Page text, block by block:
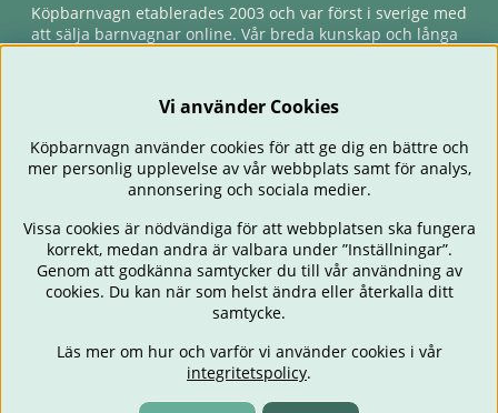
Köpbarnvagn etablerades 2003 och var först i sverige med
att sälja barnvagnar online. Vår breda kunskap och långa
förlossningsgaranti & förlängd ångerrätt.
BARNVAGNAR BILSTOLAR BABY ÄTA & MATA
RESA
OUTLET
PRESENTTIPS
Vi använder Cookies
Köpbarnvagn använder cookies för att ge dig en bättre och
mer personlig upplevelse av vår webbplats samt för analys,
annonsering och sociala medier.
Vissa cookies är nödvändiga för att webbplatsen ska fungera
korrekt, medan andra är valbara under ”Inställningar”.
Genom att godkänna samtycker du till vår användning av
cookies. Du kan när som helst ändra eller återkalla ditt
samtycke.
Läs mer om hur och varför vi använder cookies i vår
integritetspolicy.